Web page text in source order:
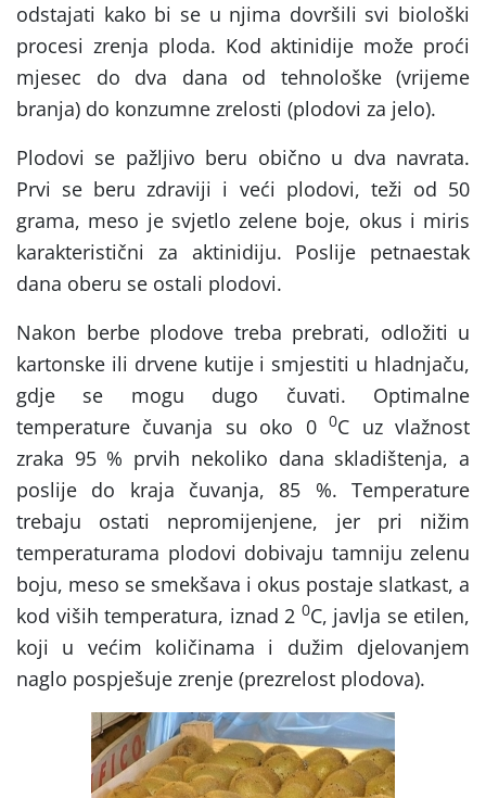
odstajati kako bi se u njima dovršili svi biološki
procesi zrenja ploda. Kod aktinidije može proći
mjesec do dva dana od tehnološke (vrijeme
branja) do konzumne zrelosti (plodovi za jelo).
Plodovi se pažljivo beru obično u dva navrata.
Prvi se beru zdraviji i veći plodovi, teži od 50
grama, meso je svjetlo zelene boje, okus i miris
karakteristični za aktinidiju. Poslije petnaestak
dana oberu se ostali plodovi.
Nakon berbe plodove treba prebrati, odložiti u
kartonske ili drvene kutije i smjestiti u hladnjaču,
gdje se mogu dugo čuvati. Optimalne
temperature čuvanja su oko 00C uz vlažnost
zraka 95 % prvih nekoliko dana skladištenja, a
poslije do kraja čuvanja, 85 %. Temperature
trebaju ostati nepromijenjene, jer pri nižim
temperaturama plodovi dobivaju tamniju zelenu
boju, meso se smekšava i okus postaje slatkast, a
kod viših temperatura, iznad 2 0C, javlja se etilen,
koji u većim količinama i dužim djelovanjem
naglo pospješuje zrenje (prezrelost plodova).